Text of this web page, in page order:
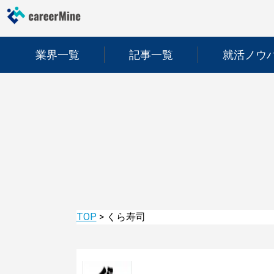
業界一覧 記事一覧 就活ノウ
TOP> くら寿司